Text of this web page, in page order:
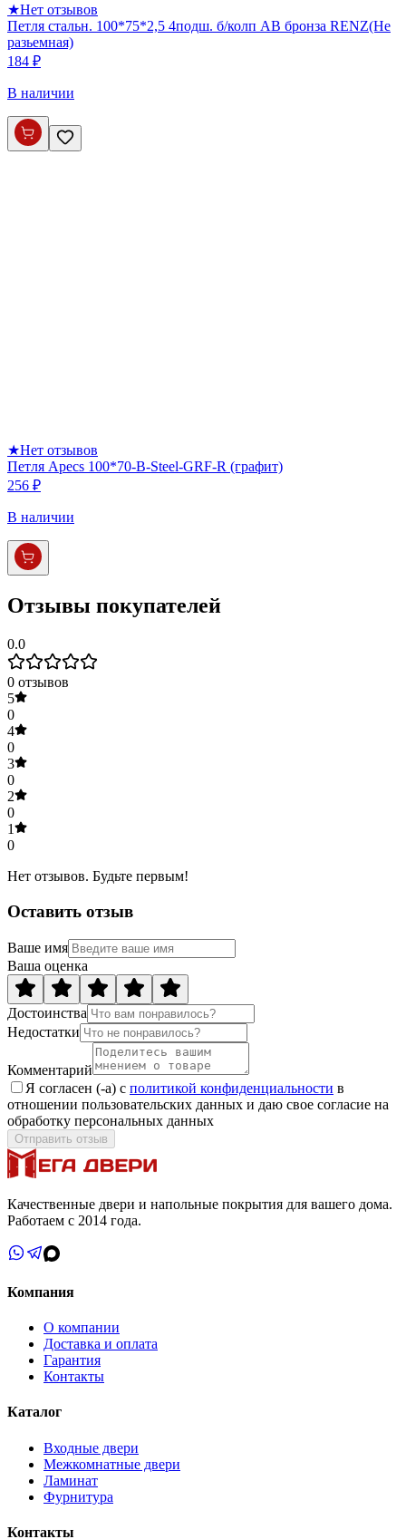
★Нет отзывов
Петля стальн. 100*75*2,5 4подш. б/колп AB бронза RENZ(Не
разьемная)
184 ₽
В наличии
★Нет отзывов
Петля Apecs 100*70-B-Steel-GRF-R (графит)
256 ₽
В наличии
Отзывы покупателей
0.0
0 отзывов
5
0
4
0
3
0
2
0
1
0
Нет отзывов. Будьте первым!
Оставить отзыв
Ваше имя
Ваша оценка
Достоинства
Недостатки
Комментарий
Я согласен (-а) с политикой конфиденциальности в
отношении пользовательских данных и даю свое согласие на
обработку персональных данных
Отправить отзыв
Качественные двери и напольные покрытия для вашего дома.
Работаем с 2014 года.
Компания
О компании
Доставка и оплата
Гарантия
Контакты
Каталог
Входные двери
Межкомнатные двери
Ламинат
Фурнитура
Контакты